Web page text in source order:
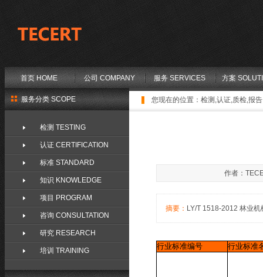
首页 HOME 公司 COMPANY 服务 SERVICES 方案
您现在的位置： 检测,认证,质检,报
作者：
摘要： LY/T 1518-2012 林业
行业标准编号 行业标准
服务分类 SCOPE
检测 TESTING
认证 CERTIFICATION
标准 STANDARD
知识 KNOWLEDGE
项目 PROGRAM
咨询 CONSULTATION
研究 RESEARCH
培训 TRAINING